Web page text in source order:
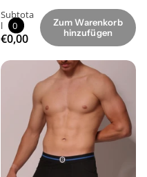
Subtota
l
0
€0,00
Zum Warenkorb
hinzufügen